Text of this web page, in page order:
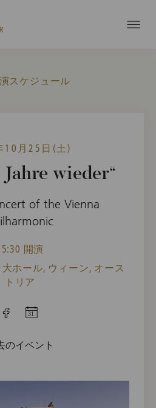
スケジュール
10月25日(土)
wieder“
of the Vienna
開演
ホール, ウィーン, オース
トリア
のイベント